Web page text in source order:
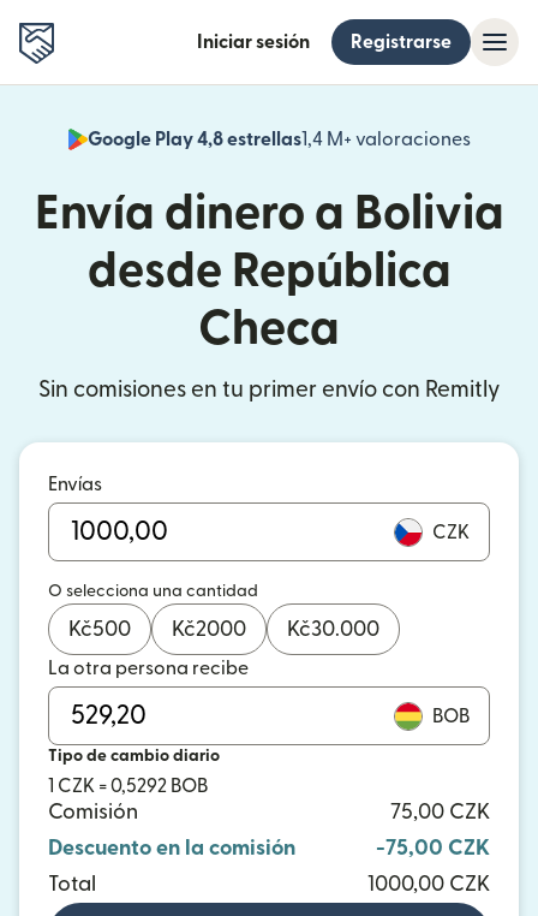
Iniciar sesión Registrarse
Google Play 4,8 estrellas1,4 M+ valoraciones
(se
Envía dinero a Bolivia
desde República
Checa
Sin comisiones en tu primer envío con Remitly
Envías
CZK
O selecciona una cantidad
Kč500 Kč2000 Kč30.000
La otra persona recibe
BOB
Tipo de cambio diario
1 CZK = 0,5292 BOB
Comisión
75,00 CZK
Descuento en la comisión
-75,00 CZK
Total
1000,00 CZK